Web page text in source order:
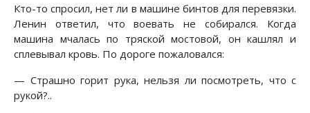
Кто-то спросил, нет ли в машине бинтов для перевязки.
Ленин ответил, что воевать не собирался. Когда
машина мчалась по тряской мостовой, он кашлял и
сплевывал кровь. По дороге пожаловался:
— Страшно горит рука, нельзя ли посмотреть, что с
рукой?..